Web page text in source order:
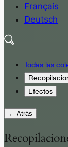
Français
Deutsch
Todas las
Efectos
← Atrás